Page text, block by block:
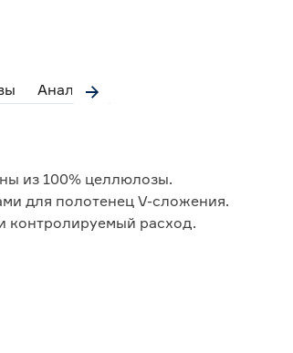
Аналоги
из 100% целлюлозы.
для полотенец V-сложения.
контролируемый расход.